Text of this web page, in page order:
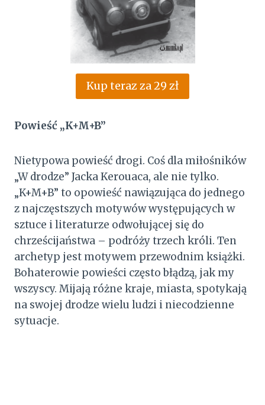
Kup teraz za 29 zł
Powieść „K+M+B”
Nietypowa powieść drogi. Coś dla miłośników
„W drodze” Jacka Kerouaca, ale nie tylko.
„K+M+B” to opowieść nawiązująca do jednego
z najczęstszych motywów występujących w
sztuce i literaturze odwołującej się do
chrześcijaństwa – podróży trzech króli. Ten
archetyp jest motywem przewodnim książki.
Bohaterowie powieści często błądzą, jak my
wszyscy. Mijają różne kraje, miasta, spotykają
na swojej drodze wielu ludzi i niecodzienne
sytuacje.